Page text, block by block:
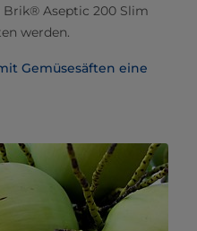
Aseptic 200 Slim
werden.
Gemüsesäften eine